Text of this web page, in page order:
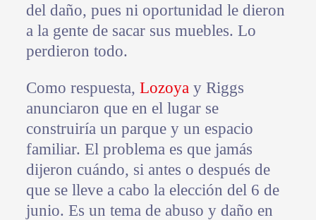
del daño, pues ni oportunidad le dieron
a la gente de sacar sus muebles. Lo
perdieron todo.
Como respuesta, Lozoya y Riggs
anunciaron que en el lugar se
construiría un parque y un espacio
familiar. El problema es que jamás
dijeron cuándo, si antes o después de
que se lleve a cabo la elección del 6 de
junio. Es un tema de abuso y daño en